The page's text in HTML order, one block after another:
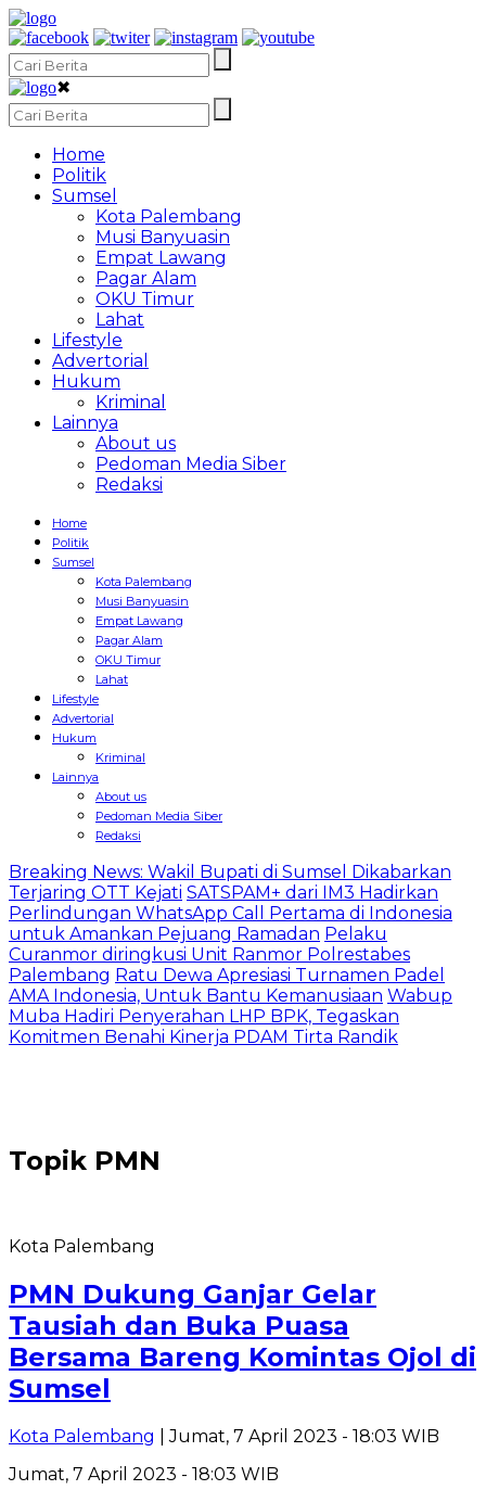
✖
Home
Politik
Sumsel
Kota Palembang
Musi Banyuasin
Empat Lawang
Pagar Alam
OKU Timur
Lahat
Lifestyle
Advertorial
Hukum
Kriminal
Lainnya
About us
Pedoman Media Siber
Redaksi
Home
Politik
Sumsel
Kota Palembang
Musi Banyuasin
Empat Lawang
Pagar Alam
OKU Timur
Lahat
Lifestyle
Advertorial
Hukum
Kriminal
Lainnya
About us
Pedoman Media Siber
Redaksi
Breaking News: Wakil Bupati di Sumsel Dikabarkan
Terjaring OTT Kejati SATSPAM+ dari IM3 Hadirkan
Perlindungan WhatsApp Call Pertama di Indonesia
untuk Amankan Pejuang Ramadan Pelaku
Curanmor diringkusi Unit Ranmor Polrestabes
Palembang Ratu Dewa Apresiasi Turnamen Padel
AMA Indonesia, Untuk Bantu Kemanusiaan Wabup
Muba Hadiri Penyerahan LHP BPK, Tegaskan
Komitmen Benahi Kinerja PDAM Tirta Randik
Topik PMN
Kota Palembang
PMN Dukung Ganjar Gelar
Tausiah dan Buka Puasa
Bersama Bareng Komintas Ojol di
Sumsel
Kota Palembang
| Jumat, 7 April 2023 - 18:03 WIB
Jumat, 7 April 2023 - 18:03 WIB